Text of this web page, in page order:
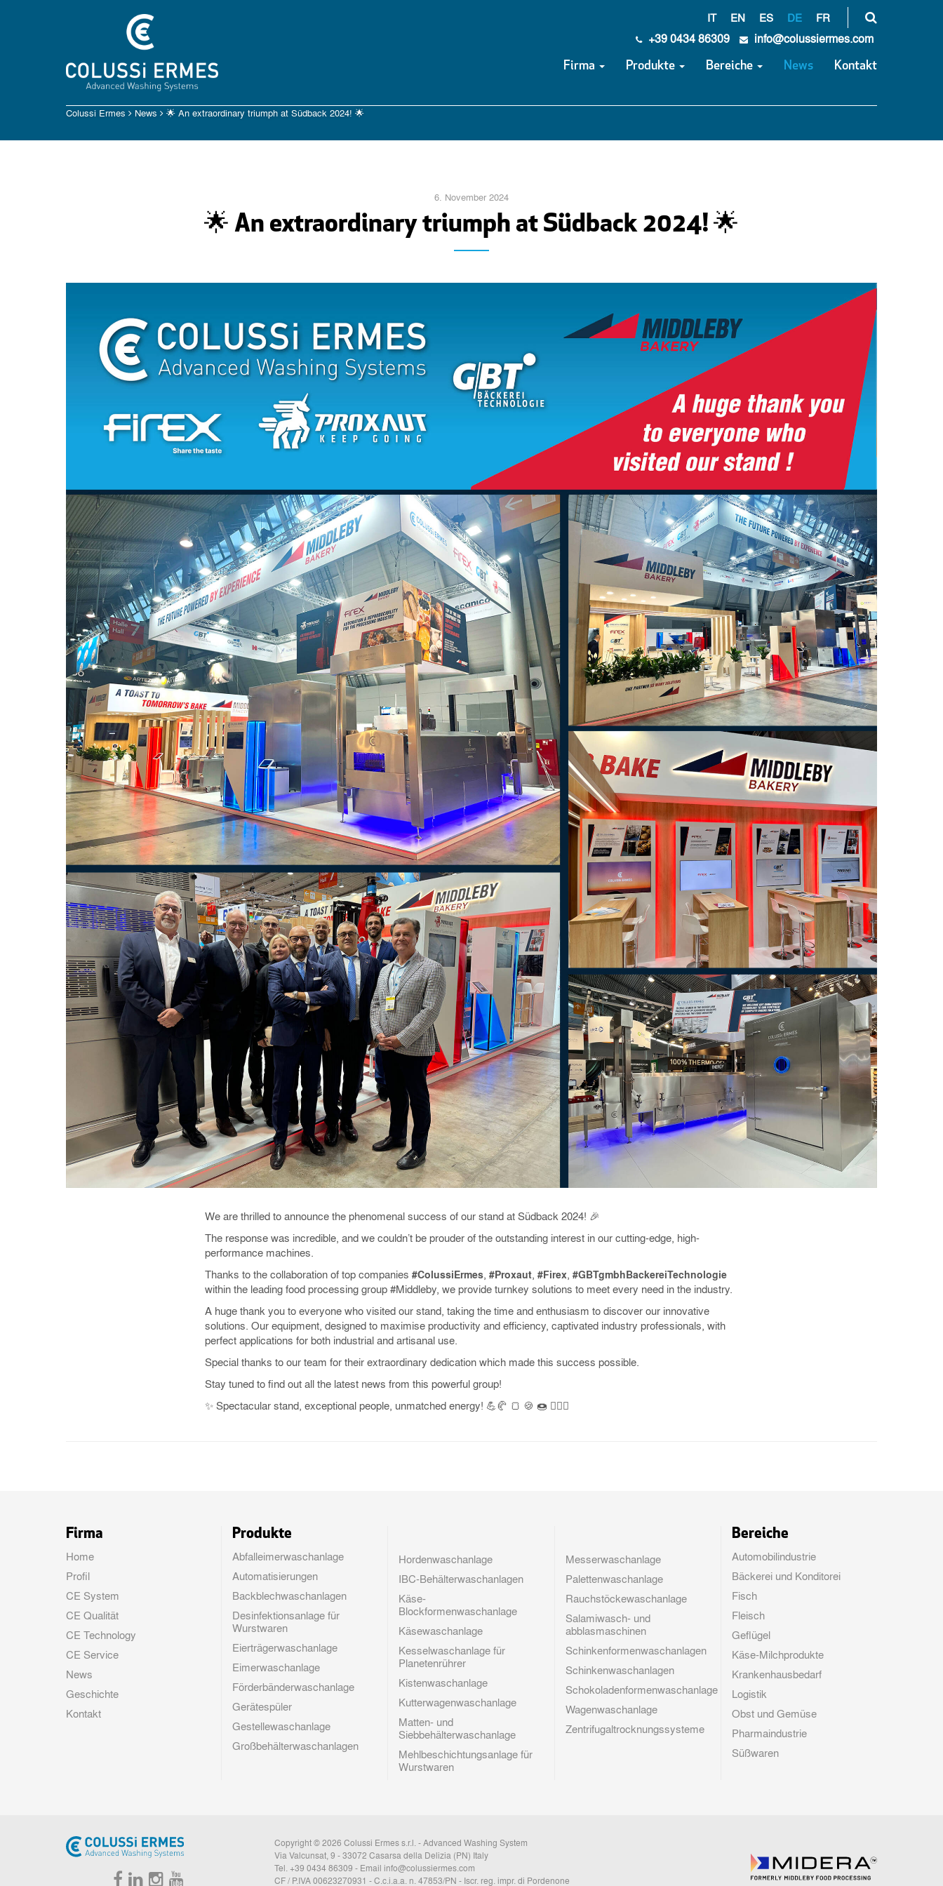
IT EN ES DE FR
+39 0434 86309 info@colussiermes.com
Firma Produkte Bereiche News Kontakt
Colussi Ermes News 🌟 An extraordinary triumph at Südback 2024! 🌟
6. November 2024
🌟 An extraordinary triumph at Südback 2024! 🌟
We are thrilled to announce the phenomenal success of our stand at Südback 2024! 🎉
The response was incredible, and we couldn’t be prouder of the outstanding interest in our cutting-edge, high-
performance machines.
Thanks to the collaboration of top companies #ColussiErmes, #Proxaut, #Firex, #GBTgmbhBackereiTechnologie
within the leading food processing group #Middleby, we provide turnkey solutions to meet every need in the industry.
A huge thank you to everyone who visited our stand, taking the time and enthusiasm to discover our innovative
solutions. Our equipment, designed to maximise productivity and efficiency, captivated industry professionals, with
perfect applications for both industrial and artisanal use.
Special thanks to our team for their extraordinary dedication which made this success possible.
Stay tuned to find out all the latest news from this powerful group!
✨ Spectacular stand, exceptional people, unmatched energy! 💪🥐 🍞 🍪 🍩 ✌🏻✨
Firma
Home
Profil
CE System
CE Qualität
CE Technology
CE Service
News
Geschichte
Kontakt
Produkte
Abfalleimerwaschanlage
Automatisierungen
Backblechwaschanlagen
Desinfektionsanlage für
Wurstwaren
Eierträgerwaschanlage
Eimerwaschanlage
Förderbänderwaschanlage
Gerätespüler
Gestellewaschanlage
Großbehälterwaschanlagen
Hordenwaschanlage
IBC-Behälterwaschanlagen
Käse-
Blockformenwaschanlage
Käsewaschanlage
Kesselwaschanlage für
Planetenrührer
Kistenwaschanlage
Kutterwagenwaschanlage
Matten- und
Siebbehälterwaschanlage
Mehlbeschichtungsanlage für
Wurstwaren
Messerwaschanlage
Palettenwaschanlage
Rauchstöckewaschanlage
Salamiwasch- und
abblasmaschinen
Schinkenformenwaschanlagen
Schinkenwaschanlagen
Schokoladenformenwaschanlage
Wagenwaschanlage
Zentrifugaltrocknungssysteme
Bereiche
Automobilindustrie
Bäckerei und Konditorei
Fisch
Fleisch
Geflügel
Käse-Milchprodukte
Krankenhausbedarf
Logistik
Obst und Gemüse
Pharmaindustrie
Süßwaren
Copyright © 2026 Colussi Ermes s.r.l. - Advanced Washing System
Via Valcunsat, 9 - 33072 Casarsa della Delizia (PN) Italy
Tel. +39 0434 86309 - Email info@colussiermes.com
CF / P.IVA 00623270931 - C.c.i.a.a. n. 47853/PN - Iscr. reg. impr. di Pordenone